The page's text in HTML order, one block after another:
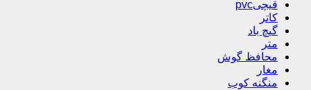
قیچیpvc
کاتر
گیچ باد
متر
محافظ گوش
مغار
منگنه کوب